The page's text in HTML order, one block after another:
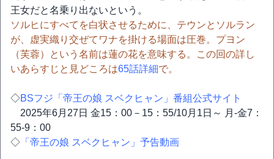
王女だと名乗り出ないという。
ソルヒにすべてを白状させるために、テウンとソルラン
が、虚実織り交ぜてワナを掛ける場面は圧巻。プヨン
（芙蓉）という名前は蓮の花を意味する。この回の詳し
いあらすじと見どころは65話詳細で。
◇BSフジ「帝王の娘 スベクヒャン」番組公式サイト
2025年6月27日 金15：00－15：55/10月1日～ 月-金7：
55-9：00
◇ 「帝王の娘 スベクヒャン」予告動画